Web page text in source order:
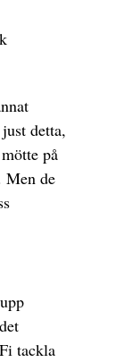
detta,
på
Men de
tackla